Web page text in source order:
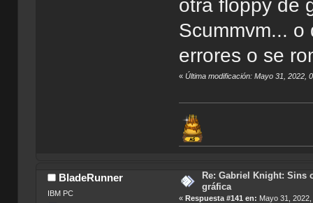
otra floppy de
Scummvm... o
errores o se
«Última modificación: Mayo 31, 2022,
BladeRunner
IBM PC
Re: Gabriel Knight: Sins
gráfica
«Respuesta #141 en: Mayo 31,